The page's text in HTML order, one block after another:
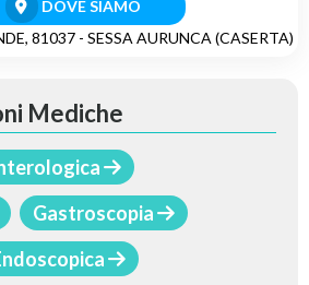
DOVE SIAMO
81037 - SESSA AURUNCA (CASERTA)
Mediche
Gastroscopia